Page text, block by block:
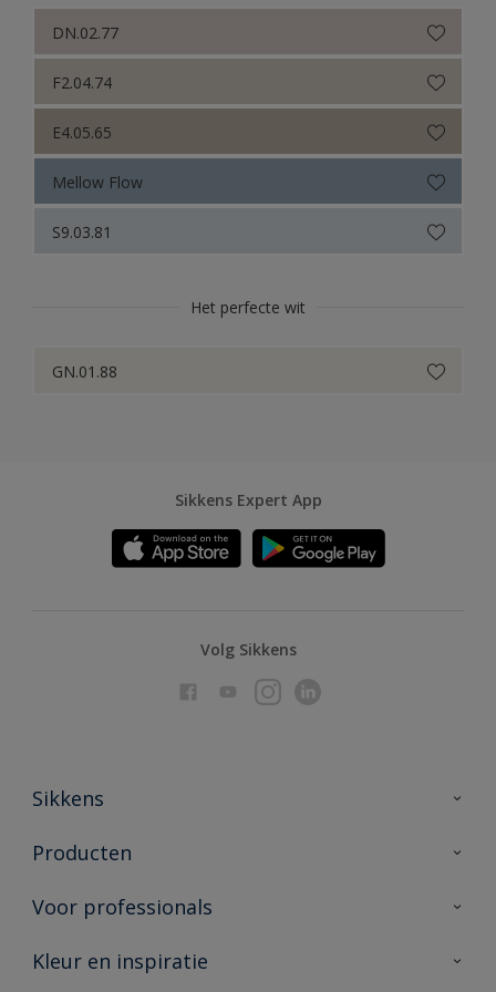
DN.02.77
F2.04.74
E4.05.65
Mellow Flow
S9.03.81
Het perfecte wit
GN.01.88
Sikkens Expert App
Volg Sikkens
Sikkens
Over Sikkens
Duurzaamheid
Producten
Producten voor binnen
Vind je verkooppunt
Voor professionals
Advies & service
Kleur en inspiratie